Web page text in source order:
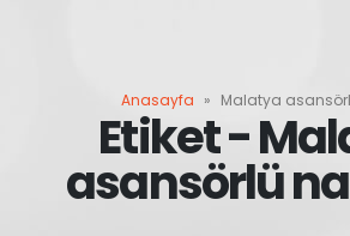
Anasayfa » Malatya
Etiket -
asansörlü